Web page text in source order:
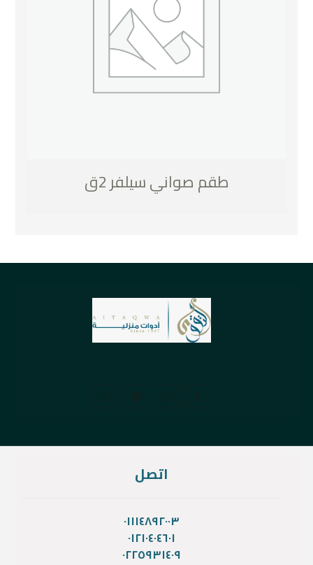
طقم صواني سيلفر 2ق
اتصل
٠١١١٤٨٩٢٠٠٣
٠١٢١٠٤٠٤٦٠١
٠٢٢٥٩٣١٤٠٩